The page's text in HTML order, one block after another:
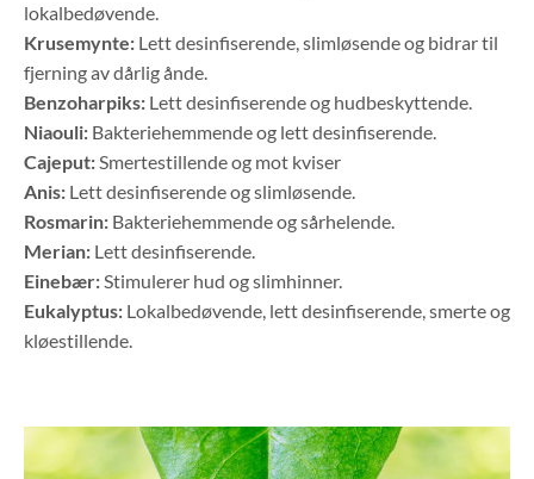
lokalbedøvende.
Krusemynte:Lett desinfiserende, slimløsende og bidrar til
fjerning av dårlig ånde.
Benzoharpiks:Lett desinfiserende og hudbeskyttende.
Niaouli:Bakteriehemmende og lett desinfiserende.
Cajeput:Smertestillende og mot kviser
Anis:Lett desinfiserende og slimløsende.
Rosmarin:Bakteriehemmende og sårhelende.
Merian:Lett desinfiserende.
Einebær:Stimulerer hud og slimhinner.
Eukalyptus:Lokalbedøvende, lett desinfiserende, smerte og
kløestillende.